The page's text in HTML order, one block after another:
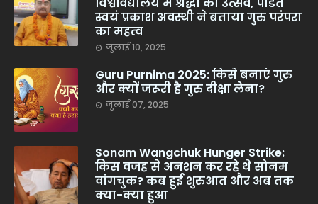
स्वयं प्रकाश अवस्थी ने बताया गुरु परंपरा
का महत्व
जुलाई 10, 2025
Guru Purnima 2025: किसे बनाएं गुरु
और क्यों जरूरी है गुरु दीक्षा लेना?
जुलाई 07, 2025
Sonam Wangchuk Hunger Strike:
किस वजह से अनशन कर रहे थे सोनम
वांगचुक? कब हुई शुरुआत और अब तक
क्या-क्या हुआ